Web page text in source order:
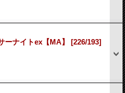
ーナイトex【MA】 [226/193]